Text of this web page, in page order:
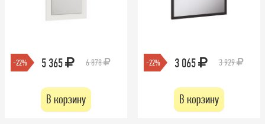
-22% 5 365 6 878
В корзину
-22% 3 065 3 929
В корзину